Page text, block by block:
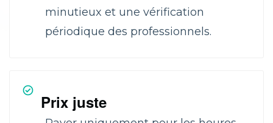
minutieux et une vérification
périodique des professionnels.
Prix juste